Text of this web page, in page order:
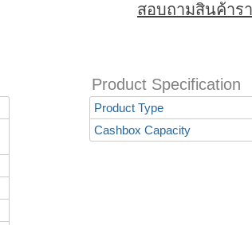
สอบถามสินค้าร
Product Specification
Product Type
Cashbox Capacity